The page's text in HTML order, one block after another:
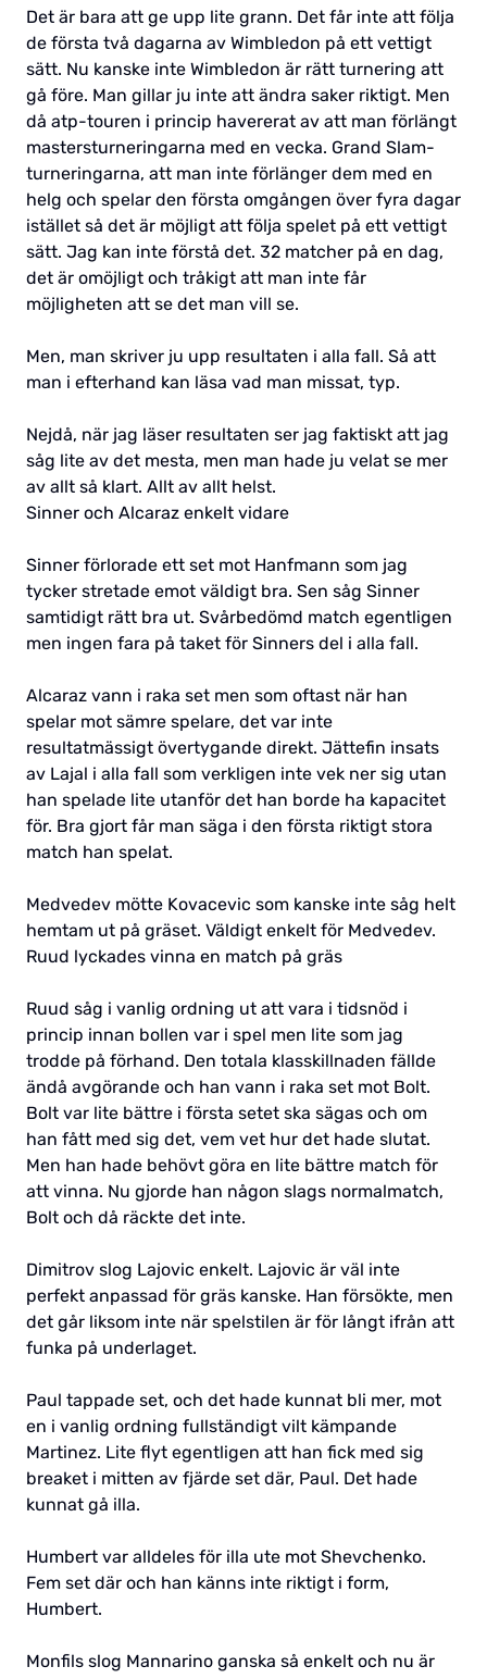
Det är bara att ge upp lite grann. Det får inte att följa
de första två dagarna av Wimbledon på ett vettigt
sätt. Nu kanske inte Wimbledon är rätt turnering att
gå före. Man gillar ju inte att ändra saker riktigt. Men
då atp-touren i princip havererat av att man förlängt
mastersturneringarna med en vecka. Grand Slam-
turneringarna, att man inte förlänger dem med en
helg och spelar den första omgången över fyra dagar
istället så det är möjligt att följa spelet på ett vettigt
sätt. Jag kan inte förstå det. 32 matcher på en dag,
det är omöjligt och tråkigt att man inte får
möjligheten att se det man vill se.
Men, man skriver ju upp resultaten i alla fall. Så att
man i efterhand kan läsa vad man missat, typ.
Nejdå, när jag läser resultaten ser jag faktiskt att jag
såg lite av det mesta, men man hade ju velat se mer
av allt så klart. Allt av allt helst.
Sinner och Alcaraz enkelt vidare
Sinner förlorade ett set mot Hanfmann som jag
tycker stretade emot väldigt bra. Sen såg Sinner
samtidigt rätt bra ut. Svårbedömd match egentligen
men ingen fara på taket för Sinners del i alla fall.
Alcaraz vann i raka set men som oftast när han
spelar mot sämre spelare, det var inte
resultatmässigt övertygande direkt. Jättefin insats
av Lajal i alla fall som verkligen inte vek ner sig utan
han spelade lite utanför det han borde ha kapacitet
för. Bra gjort får man säga i den första riktigt stora
match han spelat.
Medvedev mötte Kovacevic som kanske inte såg helt
hemtam ut på gräset. Väldigt enkelt för Medvedev.
Ruud lyckades vinna en match på gräs
Ruud såg i vanlig ordning ut att vara i tidsnöd i
princip innan bollen var i spel men lite som jag
trodde på förhand. Den totala klasskillnaden fällde
ändå avgörande och han vann i raka set mot Bolt.
Bolt var lite bättre i första setet ska sägas och om
han fått med sig det, vem vet hur det hade slutat.
Men han hade behövt göra en lite bättre match för
att vinna. Nu gjorde han någon slags normalmatch,
Bolt och då räckte det inte.
Dimitrov slog Lajovic enkelt. Lajovic är väl inte
perfekt anpassad för gräs kanske. Han försökte, men
det går liksom inte när spelstilen är för långt ifrån att
funka på underlaget.
Paul tappade set, och det hade kunnat bli mer, mot
en i vanlig ordning fullständigt vilt kämpande
Martinez. Lite flyt egentligen att han fick med sig
breaket i mitten av fjärde set där, Paul. Det hade
kunnat gå illa.
Humbert var alldeles för illa ute mot Shevchenko.
Fem set där och han känns inte riktigt i form,
Humbert.
Monfils slog Mannarino ganska så enkelt och nu är